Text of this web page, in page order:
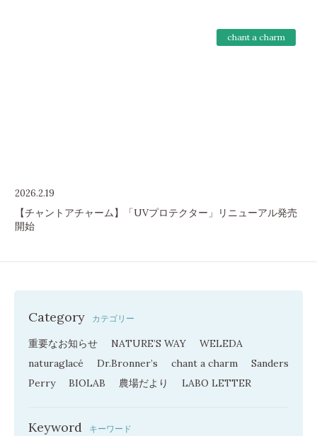
chant a charm
2026.2.19
【チャントアチャーム】「UVプロテクター」リニューアル発売
開始
Category カテゴリー
重要なお知らせ NATURE’S WAY
WELEDA
naturaglacé
Dr.Bronner’s chant a charm
Sanders
Perry
BIOLAB 農場だより LABO LETTER
Keyword キーワード